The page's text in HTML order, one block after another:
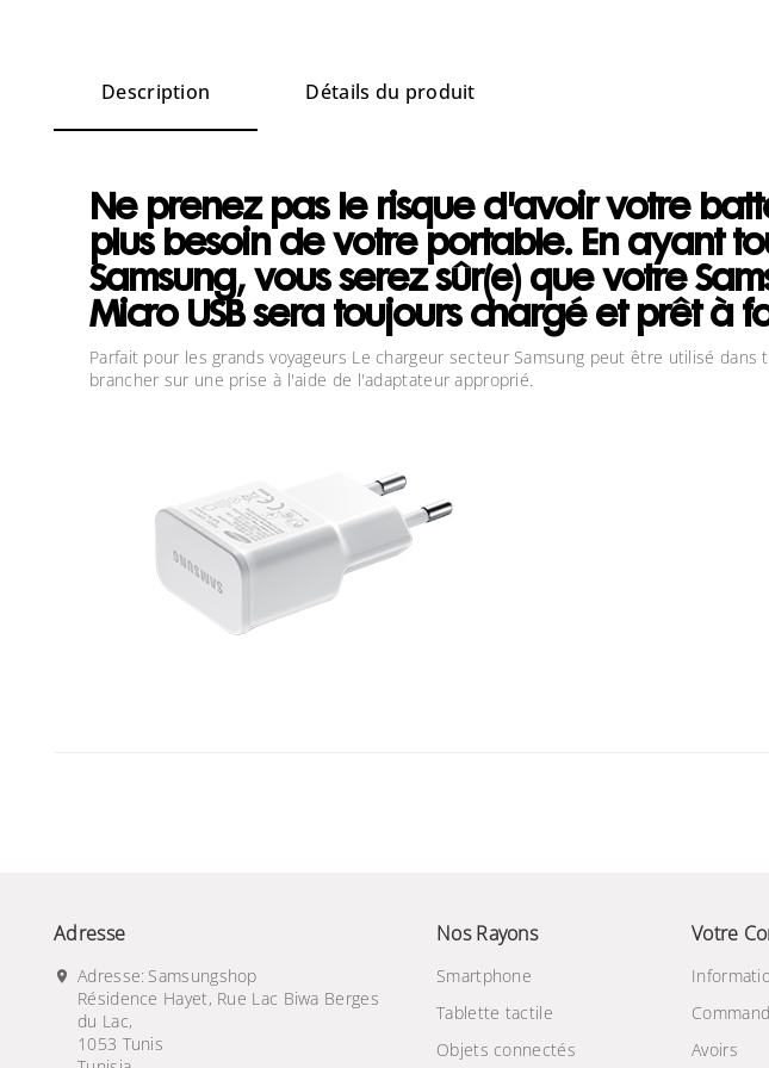
Description Détails du produit
Ne prenez pas le risque d'avoir votre
plus besoin de votre portable. En ayant
Samsung, vous serez sûr(e) que votre
Micro USB sera toujours chargé et prêt à
Parfait pour les grands voyageurs Le chargeur secteur Samsung peut être utilisé
brancher sur une prise à l'aide de l'adaptateur approprié.
Adresse
Adresse: Samsungshop
Résidence Hayet, Rue Lac Biwa Berges
du Lac,
1053 Tunis
Nos Rayons
Smartphone
Tablette tactile
Objets connectés
Votre
Avoirs